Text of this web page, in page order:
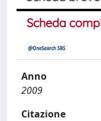
Scheda
Anno
2009
Citazione